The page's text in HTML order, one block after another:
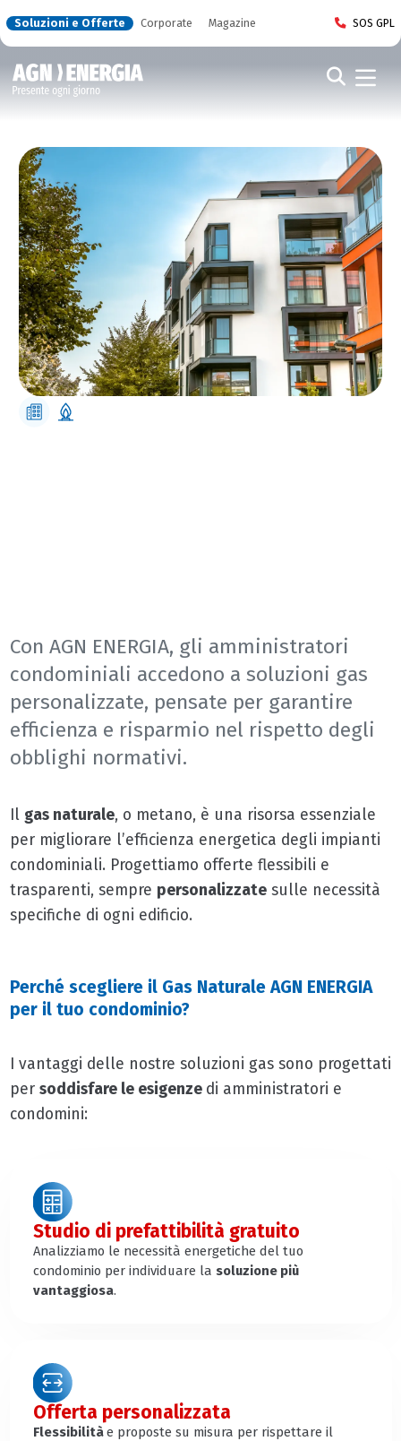
Soluzioni e Offerte Corporate Magazine SOS GPL
Con AGN ENERGIA, gli amministratori
condominiali accedono a soluzioni gas
personalizzate, pensate per garantire
efficienza e risparmio nel rispetto degli
obblighi normativi.
Il gas naturale, o metano, è una risorsa essenziale
per migliorare l’efficienza energetica degli impianti
condominiali. Progettiamo offerte flessibili e
trasparenti, sempre personalizzatesulle necessità
specifiche di ogni edificio.
Perché scegliere il Gas Naturale AGN ENERGIA
per il tuo condominio?
I vantaggi delle nostre soluzioni gas sono progettati
per soddisfare le esigenze di amministratori e
condomini:
Studio di prefattibilità gratuito
Analizziamo le necessità energetiche del tuo
condominio per individuare la soluzione più
vantaggiosa.
Offerta personalizzata
Flessibilitàe proposte su misura per rispettare il